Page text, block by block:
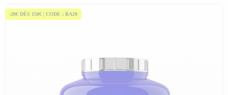
-20€ DÈS 150€ | CODE : BA20